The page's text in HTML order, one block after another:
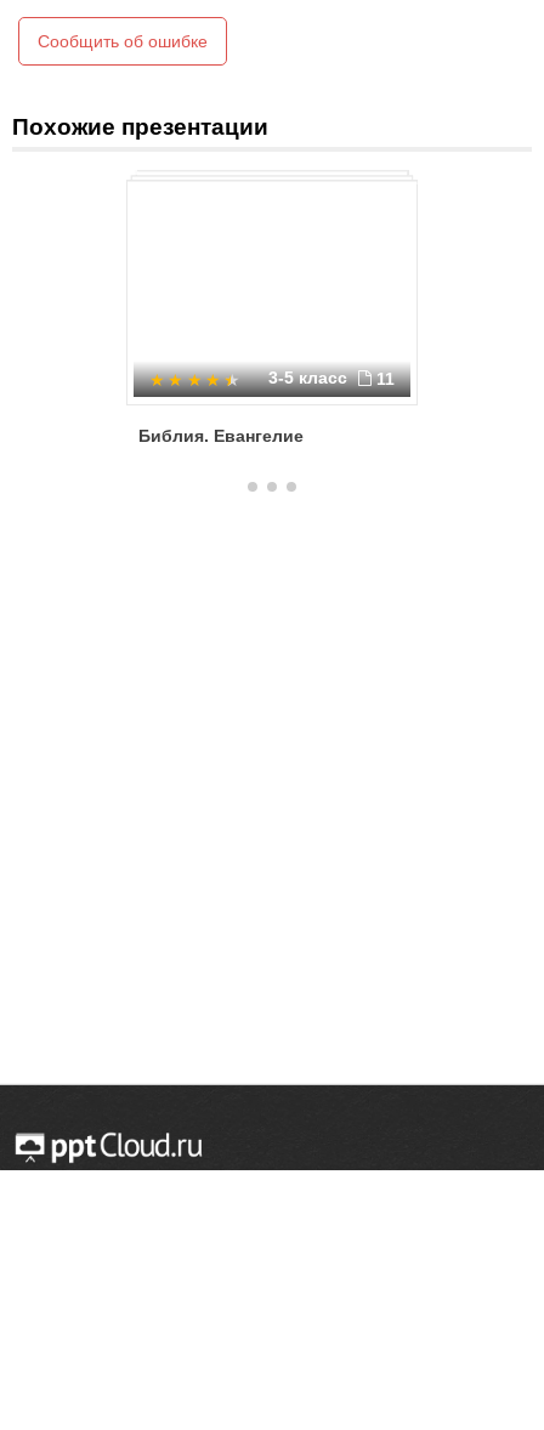
твораў. Мастацкая літаратура сталася найлепшым сродкам для
прасоўваньня спрошчаных і больш зразумелых,
недэкларатыўных і неакадэмічных ідэй.
Сообщить об ошибке
Похожие презентации
3-5 класс 11
Библия. Евангелие